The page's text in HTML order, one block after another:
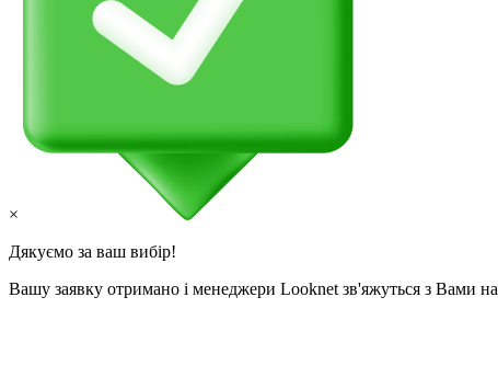
×
Дякуємо за ваш вибір!
Вашу заявку отримано і менеджери Looknet зв'яжуться з Вами